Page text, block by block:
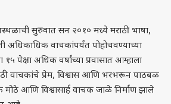
सुरुवात सन २०१० मध्ये मराठी भाषा,
अधिकाधिक वाचकांपर्यंत पोहोचवण्याच्या
पेक्षा अधिक वर्षांच्या प्रवासात आम्हाला
वाचकांचे प्रेम, विश्वास आणि भरभरून पाठबळ
आणि विश्वासार्ह वाचक जाळे निर्माण झाले